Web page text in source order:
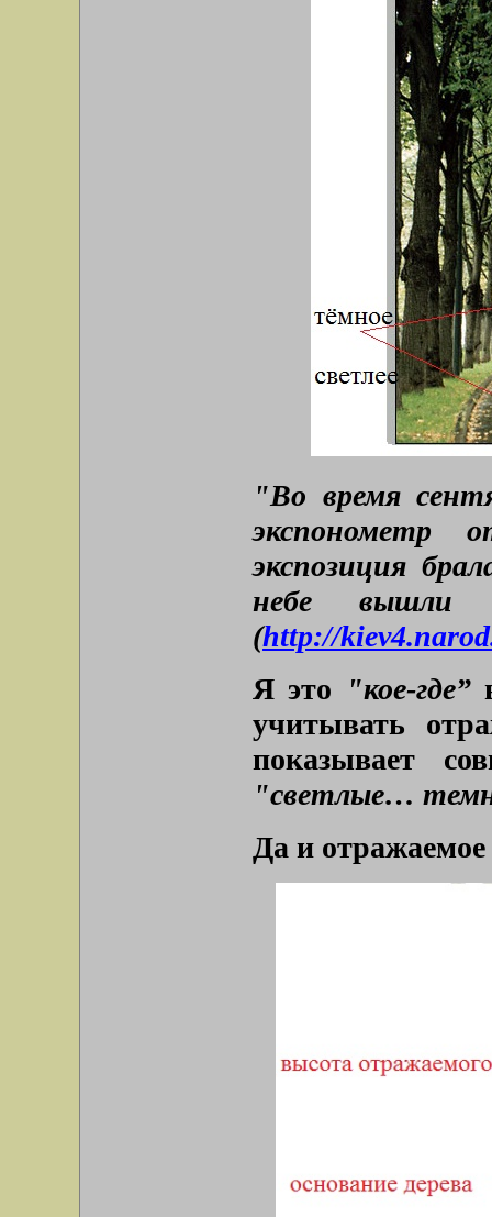
"Во время
экспонометр
экспозиция
небе вышли
(http://
Я это
"кое-где”
учитывать
показывает
"светлые…
Да и отражаемое